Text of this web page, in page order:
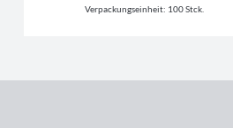
Verpackungseinheit: 100 Stck.